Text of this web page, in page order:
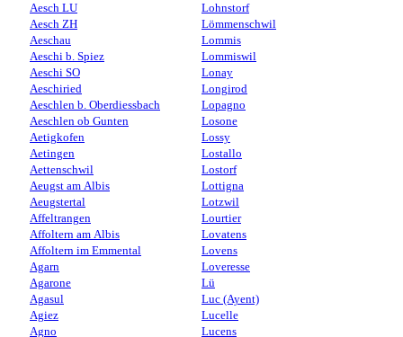
Aesch LU
Aesch ZH
Aeschau
Aeschi b. Spiez
Aeschi SO
Aeschiried
Aeschlen b. Oberdiessbach
Aeschlen ob Gunten
Aetigkofen
Aetingen
Aettenschwil
Aeugst am Albis
Aeugstertal
Affeltrangen
Affoltern am Albis
Affoltern im Emmental
Agarn
Agarone
Agasul
Agiez
Agno
Lohnstorf
Lömmenschwil
Lommis
Lommiswil
Lonay
Longirod
Lopagno
Losone
Lossy
Lostallo
Lostorf
Lottigna
Lotzwil
Lourtier
Lovatens
Lovens
Loveresse
Lü
Luc (Ayent)
Lucelle
Lucens